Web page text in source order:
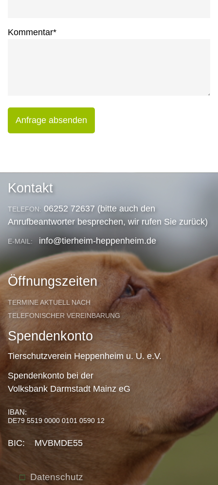
Kommentar*
Anfrage absenden
Kontakt
TELEFON: 06252 72637 (bitte auch den
Anrufbeantworter besprechen, wir rufen Sie zurück)
E-MAIL: info@tierheim-heppenheim.de
Öffnungszeiten
TERMINE AKTUELL NACH
TELEFONISCHER VEREINBARUNG
Spendenkonto
Tierschutzverein Heppenheim u. U. e.V.
Spendenkonto bei der
Volksbank Darmstadt Mainz eG
IBAN:
DE79 5519 0000 0101 0590 12
BIC: MVBMDE55
Datenschutz